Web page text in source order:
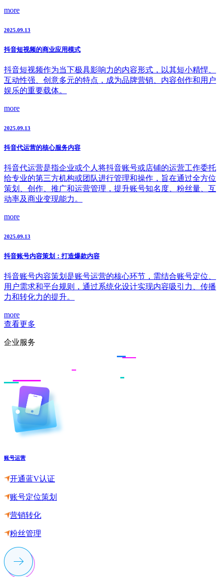
more
2025.09.13
抖音短视频的商业应用模式
抖音短视频作为当下极具影响力的内容形式，以其短小精悍、
互动性强、创意多元的特点，成为品牌营销、内容创作和用户
娱乐的重要载体。
more
2025.09.13
抖音代运营的核心服务内容
抖音代运营是指企业或个人将抖音账号或店铺的运营工作委托
给专业的第三方机构或团队进行管理和操作，旨在通过全方位
策划、创作、推广和运营管理，提升账号知名度、粉丝量、互
动率及商业变现能力。
more
2025.09.13
抖音账号内容策划：打造爆款内容
抖音账号内容策划是账号运营的核心环节，需结合账号定位、
用户需求和平台规则，通过系统化设计实现内容吸引力、传播
力和转化力的提升。
more
查看更多
企业服务
账号运营
开通蓝V认证
账号定位策划
营销转化
粉丝管理